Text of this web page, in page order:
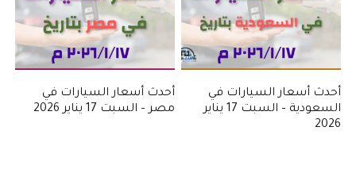
أحدث أسعار السيارات في
السعودية – السبت 17 يناير
2026
أحدث أسعار السيارات في
مصر – السبت 17 يناير 2026